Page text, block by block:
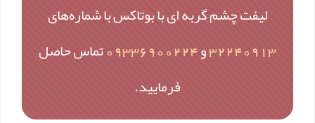
لیفت چشم گربه ای با بوتاکس با شماره‌های
32240913و09336900224تماس حاصل
فرمایید.